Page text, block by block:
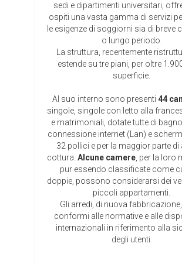
| ITA
sedi e dipartimenti universitari,
ospiti una vasta gamma di servizi
le esigenze di soggiorni sia di breve
o lungo periodo.
La struttura, recentemente
estende su tre piani, per oltre
superficie.
Al suo interno sono presenti 44
singole, singole con letto alla
e matrimoniali, dotate tutte di
connessione internet (Lan) e
32 pollici e per la maggior parte di
cottura. Alcune camere , per la loro
pur essendo classificate come
doppie, possono considerarsi dei
piccoli appartamenti.
Gli arredi, di nuova
conformi alle normative e alle
internazionali in riferimento alla
degli utenti.